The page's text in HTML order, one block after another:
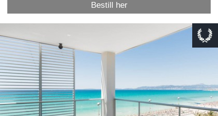
Bestill her
This page can't load Google Maps correctly.
OK